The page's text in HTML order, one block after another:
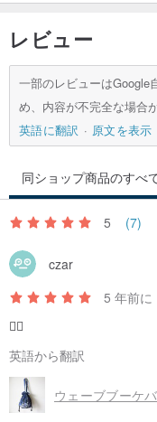
レビュー
一部のレビューはGoogle
め、内容が不完全な場合
英語に翻訳
原文を表示
同ショップ商品のすべ
5 (7)
czar
5 年前に
👍🏼
英語から翻訳
ウェーブブーケ